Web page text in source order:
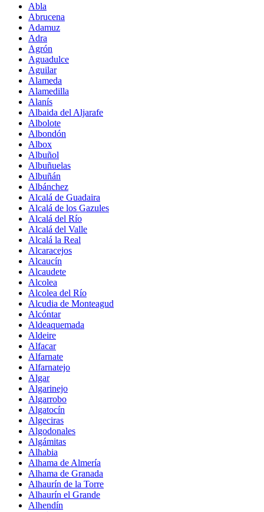
Abla
Abrucena
Adamuz
Adra
Agrón
Aguadulce
Aguilar
Alameda
Alamedilla
Alanís
Albaida del Aljarafe
Albolote
Albondón
Albox
Albuñol
Albuñuelas
Albuñán
Albánchez
Alcalá de Guadaira
Alcalá de los Gazules
Alcalá del Río
Alcalá del Valle
Alcalá la Real
Alcaracejos
Alcaucín
Alcaudete
Alcolea
Alcolea del Río
Alcudia de Monteagud
Alcóntar
Aldeaquemada
Aldeire
Alfacar
Alfarnate
Alfarnatejo
Algar
Algarinejo
Algarrobo
Algatocín
Algeciras
Algodonales
Algámitas
Alhabia
Alhama de Almería
Alhama de Granada
Alhaurín de la Torre
Alhaurín el Grande
Alhendín